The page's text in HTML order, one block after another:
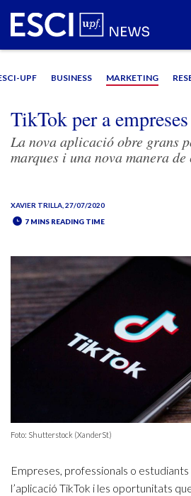
UPF BUSINESS MARKETING
TikTok per a empreses
La nova aplicació obre grans
marques i una nova manera
XAVIER TRILLA , 27/07/2020
7 MINS READING TIME
Foto: Shutterstock (XanderSt)
Empreses, professionals o
l’aplicació TikTok i les oportunitats